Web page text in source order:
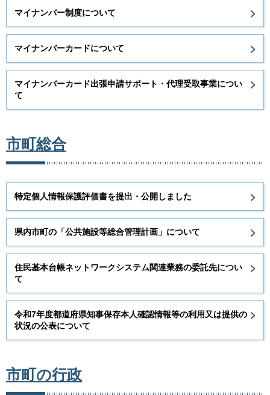
マイナンバー制度について
マイナンバーカードについて
マイナンバーカード出張申請サポート・代理受取事業につい
て
市町総合
特定個人情報保護評価書を提出・公開しました
県内市町の「公共施設等総合管理計画」について
住民基本台帳ネットワークシステム関連業務の委託先につい
て
令和7年度都道府県知事保存本人確認情報等の利用又は提供の
状況の公表について
市町の行政